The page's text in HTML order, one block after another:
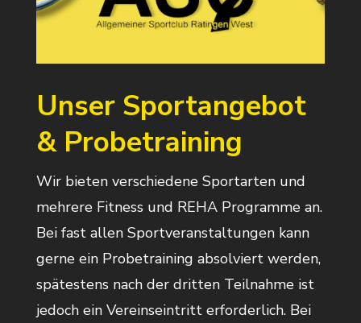
Unser Sportangebot
& Probetraining
Wir bieten verschiedene Sportarten und
mehrere Fitness und REHA Programme an.
Bei fast allen Sportveranstaltungen kann
gerne ein Probetraining absolviert werden,
spätestens nach der dritten Teilnahme ist
jedoch ein Vereinseintritt erforderlich. Bei